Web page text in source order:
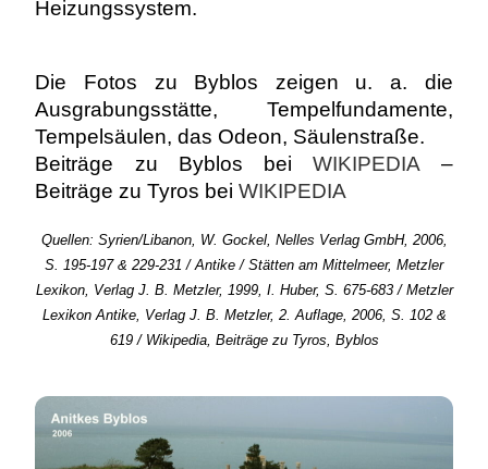
Heizungssystem.
Die Fotos zu Byblos zeigen u. a. die
Ausgrabungsstätte, Tempelfundamente,
Tempelsäulen, das Odeon, Säulenstraße.
Beiträge zu Byblos beiWIKIPEDIA –
Beiträge zu Tyros beiWIKIPEDIA
Quellen: Syrien/Libanon, W. Gockel, Nelles Verlag GmbH, 2006,
S. 195-197 & 229-231 / Antike / Stätten am Mittelmeer, Metzler
Lexikon, Verlag J. B. Metzler, 1999, I. Huber, S. 675-683 / Metzler
Lexikon Antike, Verlag J. B. Metzler, 2. Auflage, 2006, S. 102 &
619 / Wikipedia, Beiträge zu Tyros, Byblos